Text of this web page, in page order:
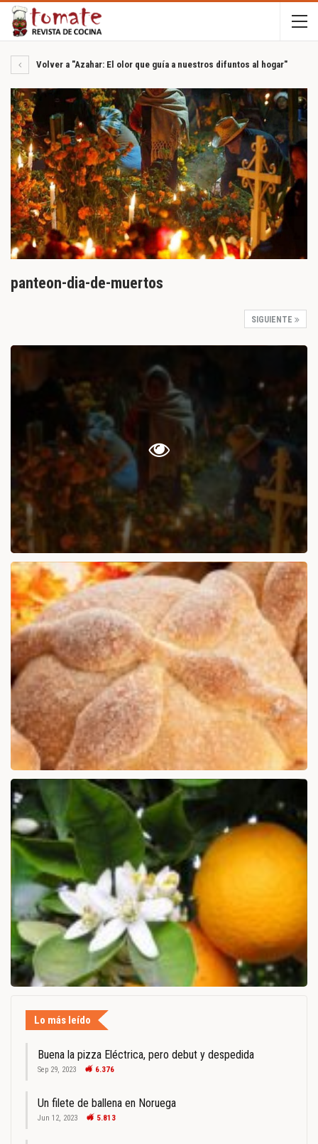
Volver a "Azahar: El olor que guía a nuestros difuntos al hogar"
panteon-dia-de-muertos
SIGUIENTE
Lo más leído
Buena la pizza Eléctrica, pero debut y despedida
Sep 29, 2023 6.376
Un filete de ballena en Noruega
Jun 12, 2023 5.813